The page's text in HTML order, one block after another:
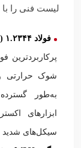
لیست فنی را
فولاد ۱.۲۳۴۴ (
پرکاربردترین
شوک حرارتی و
به‌طور
ابزارهای
سیکل‌های شدید